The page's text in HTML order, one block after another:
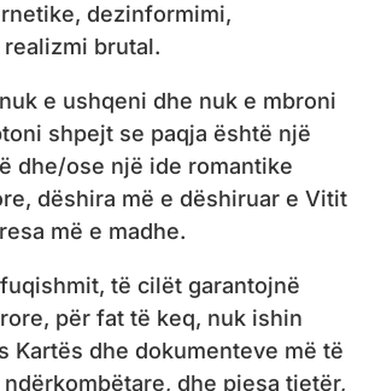
dezinformimi,
brutal.
e ushqeni dhe nuk e mbroni
shpejt se paqja është një
dhe/ose një ide romantike
dëshira më e dëshiruar e Vitit
më e madhe.
të cilët garantojnë
për fat të keq, nuk ishin
Kartës dhe dokumenteve më të
dhe pjesa tjetër,